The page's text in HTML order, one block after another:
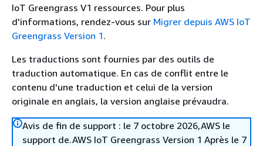
IoT Greengrass V1 ressources. Pour plus
d'informations, rendez-vous sur Migrer depuis AWS IoT
Greengrass Version 1.
Les traductions sont fournies par des outils de
traduction automatique. En cas de conflit entre le
contenu d'une traduction et celui de la version
originale en anglais, la version anglaise prévaudra.
Avis de fin de support : le 7 octobre 2026,AWS le
support de.AWS IoT Greengrass Version 1 Après le 7